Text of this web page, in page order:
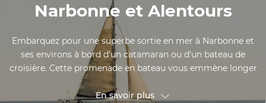
Narbonne et Alentours
Embarquez pour une superbe sortie en mer à Narbonne et
ses environs à bord d'un catamaran ou d'un bateau de
croisière. Cette promenade en bateau vous emmène longer
les côtes méditerranéennes, vous offrant une vue à couper
le souffle sur le littoral de l'Aude, ses plages dorées infinies
En savoir plus